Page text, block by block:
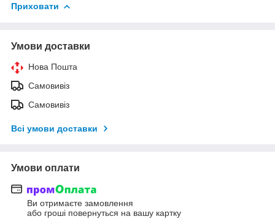
Приховати
Умови доставки
Нова Пошта
Самовивіз
Самовивіз
Всі умови доставки
Умови оплати
Ви отримаєте замовлення
або гроші повернуться на вашу картку